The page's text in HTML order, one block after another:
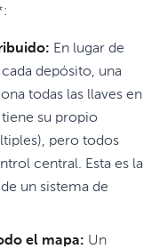
En lugar de
depósito, una
todas las llaves en
su propio
pero todos
central. Esta es la
un sistema de
el mapa: Un